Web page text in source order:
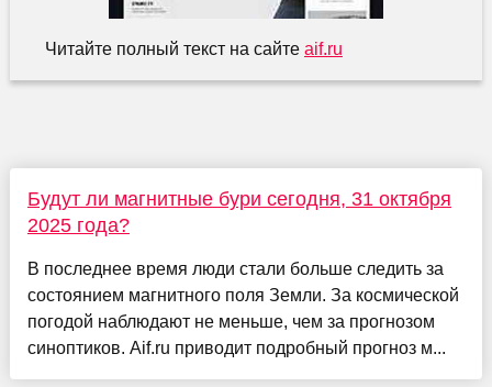
Читайте полный текст на сайте aif.ru
Будут ли магнитные бури сегодня, 31 октября
2025 года?
В последнее время люди стали больше следить за
состоянием магнитного поля Земли. За космической
погодой наблюдают не меньше, чем за прогнозом
синоптиков. Aif.ru приводит подробный прогноз м...